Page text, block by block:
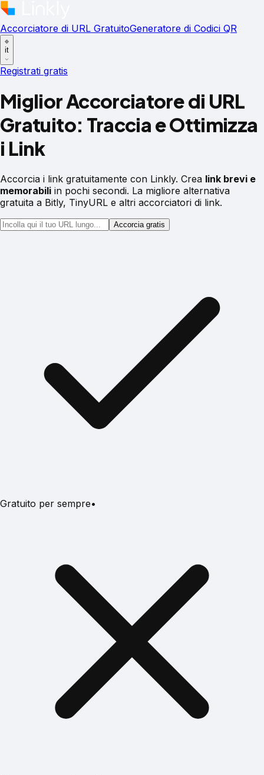
Accorciatore di URL GratuitoGeneratore di Codici QR
it
Registrati gratis
Miglior Accorciatore di URL
Gratuito: Traccia e Ottimizza
i Link
Accorcia i link gratuitamente con Linkly. Crea link brevi e
memorabili in pochi secondi. La migliore alternativa
gratuita a Bitly, TinyURL e altri accorciatori di link.
Accorcia gratis
Gratuito per sempre•